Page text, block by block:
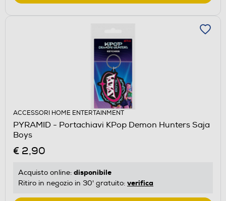
ACCESSORI HOME ENTERTAINMENT
PYRAMID - Portachiavi KPop Demon Hunters Saja
Boys
€ 2,90
Acquisto online: disponibile
Ritiro in negozio in 30' gratuito: verifica